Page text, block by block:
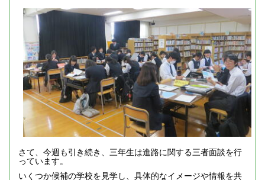
さて、今週も引き続き、三年生は進路に関する三者面談を行
っています。
いくつか候補の学校を見学し、具体的なイメージや情報を共